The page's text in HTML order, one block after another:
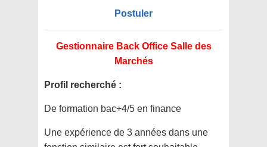
Postuler
Gestionnaire Back Office Salle des
Marchés
Profil recherché :
De formation bac+4/5 en finance
Une expérience de 3 années dans une